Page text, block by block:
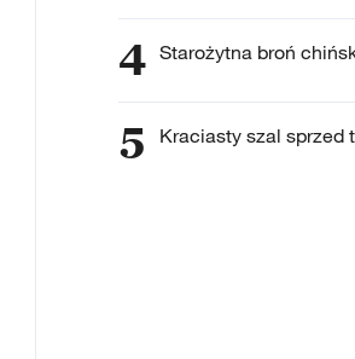
4 Starożytna broń
5 Kraciasty szal sprzed